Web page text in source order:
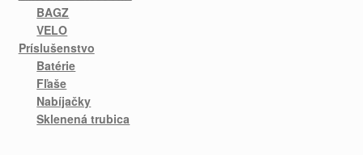
BAGZ
VELO
Príslušenstvo
Batérie
Fľaše
Nabíjačky
Sklenená trubica